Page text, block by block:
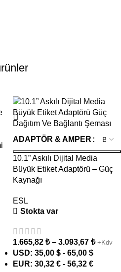
kasa işlemi
dostu arayüz
için ideal
ADAPTÖR & AMPER
10.1” Askılı Dijital Media
Büyük Etiket Adaptörü – Güç
Kaynağı
ESL
Stokta var
1.665,82 ₺ – 3.093,67 ₺ +Kdv
USD: 35,00 $ - 65,00 $
EUR: 30,32 € - 56,32 €